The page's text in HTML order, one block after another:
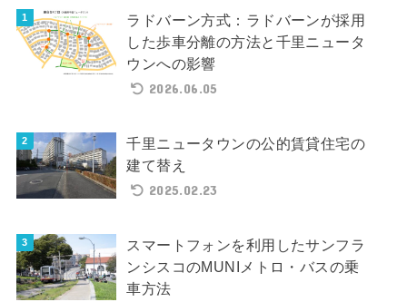
ラドバーン方式：ラドバーンが採用
した歩車分離の方法と千里ニュータ
ウンへの影響
2026.06.05
千里ニュータウンの公的賃貸住宅の
建て替え
2025.02.23
スマートフォンを利用したサンフラ
ンシスコのMUNIメトロ・バスの乗
車方法